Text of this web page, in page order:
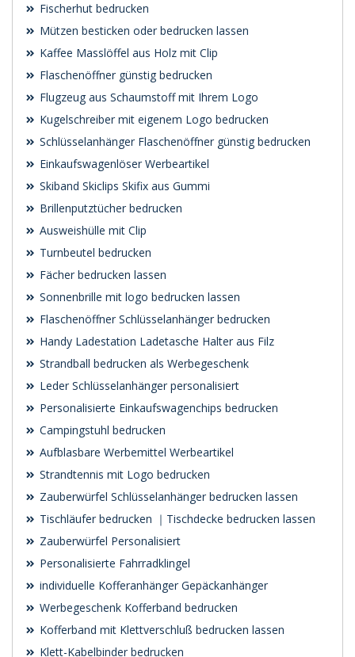
Fischerhut bedrucken
Mützen besticken oder bedrucken lassen
Kaffee Masslöffel aus Holz mit Clip
Flaschenöffner günstig bedrucken
Flugzeug aus Schaumstoff mit Ihrem Logo
Kugelschreiber mit eigenem Logo bedrucken
Schlüsselanhänger Flaschenöffner günstig bedrucken
Einkaufswagenlöser Werbeartikel
Skiband Skiclips Skifix aus Gummi
Brillenputztücher bedrucken
Ausweishülle mit Clip
Turnbeutel bedrucken
Fächer bedrucken lassen
Sonnenbrille mit logo bedrucken lassen
Flaschenöffner Schlüsselanhänger bedrucken
Handy Ladestation Ladetasche Halter aus Filz
Strandball bedrucken als Werbegeschenk
Leder Schlüsselanhänger personalisiert
Personalisierte Einkaufswagenchips bedrucken
Campingstuhl bedrucken
Aufblasbare Werbemittel Werbeartikel
Strandtennis mit Logo bedrucken
Zauberwürfel Schlüsselanhänger bedrucken lassen
Tischläufer bedrucken ｜Tischdecke bedrucken lassen
Zauberwürfel Personalisiert
Personalisierte Fahrradklingel
individuelle Kofferanhänger Gepäckanhänger
Werbegeschenk Kofferband bedrucken
Kofferband mit Klettverschluß bedrucken lassen
Klett-Kabelbinder bedrucken